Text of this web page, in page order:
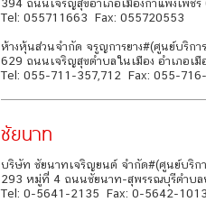
394 ถนนเจริญสุขอำเภอเมืองกำแพงเพช
Tel: 055711663 Fax: 055720553
ห้างหุ้นส่วนจำกัด จรูญการยาง#(ศูนย์บริกา
629 ถนนเจริญสุขตำบลในเมือง อำเภอเมื
Tel: 055-711-357,712 Fax: 055-
​ชัยนาท
บริษัท ชัยนาทเจริญยนต์ จำกัด#(ศูนย์บริก
293 หมู่ที่ 4 ถนนชัยนาท-สุพรรณบุรีตำบล
Tel: 0-5641-2135 Fax: 0-5642-1013